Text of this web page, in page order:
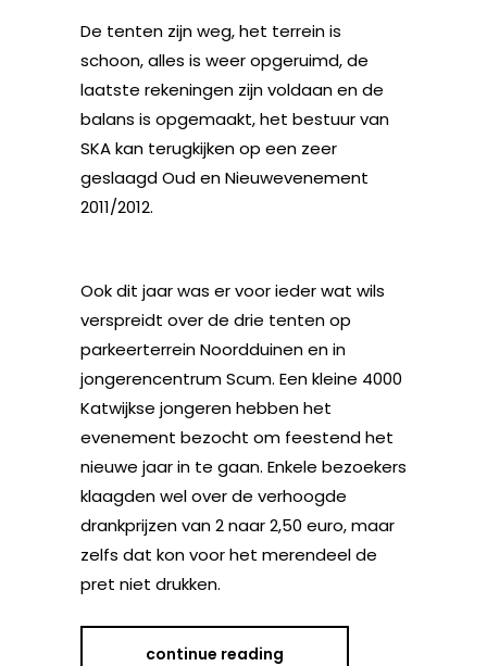
De tenten zijn weg, het terrein is
schoon, alles is weer opgeruimd, de
laatste rekeningen zijn voldaan en de
balans is opgemaakt, het bestuur van
SKA kan terugkijken op een zeer
geslaagd Oud en Nieuwevenement
2011/2012.
Ook dit jaar was er voor ieder wat wils
verspreidt over de drie tenten op
parkeerterrein Noordduinen en in
jongerencentrum Scum. Een kleine 4000
Katwijkse jongeren hebben het
evenement bezocht om feestend het
nieuwe jaar in te gaan. Enkele bezoekers
klaagden wel over de verhoogde
drankprijzen van 2 naar 2,50 euro, maar
zelfs dat kon voor het merendeel de
pret niet drukken.
continue reading